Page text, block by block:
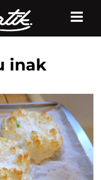
inak